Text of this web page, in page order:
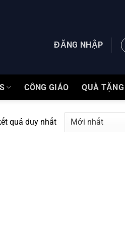
ĐĂNG NHẬP
CÔNG GIÁO QUÀ TẶNG
quả duy nhất